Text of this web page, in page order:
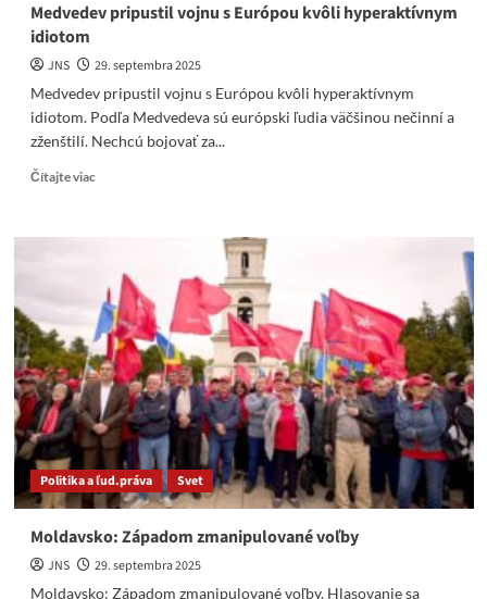
Medvedev pripustil vojnu s Európou kvôli hyperaktívnym
idiotom
JNS
29. septembra 2025
Medvedev pripustil vojnu s Európou kvôli hyperaktívnym
idiotom. Podľa Medvedeva sú európski ľudia väčšinou nečinní a
zženštilí. Nechcú bojovať za...
Čítajte viacRead
vojnu
Európou
kvôli
hyperaktívnym
idiotom
Politika a ľud.práva Svet
Moldavsko: Západom zmanipulované voľby
JNS
29. septembra 2025
Moldavsko: Západom zmanipulované voľby. Hlasovanie sa